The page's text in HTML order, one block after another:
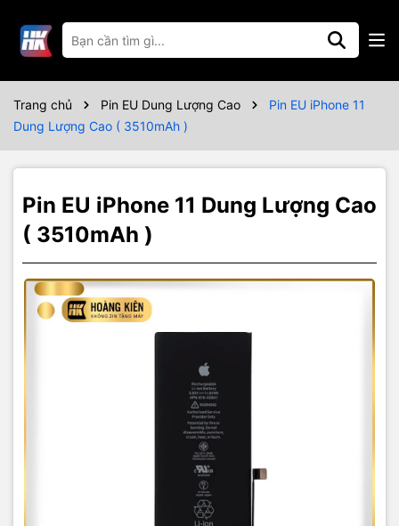
Trang chủ Pin EU Dung Lượng Cao
Pin EU iPhone 11
Dung Lượng Cao ( 3510mAh )
Pin EU iPhone 11 Dung Lượng Cao
( 3510mAh )
Thông số kỹ thuật